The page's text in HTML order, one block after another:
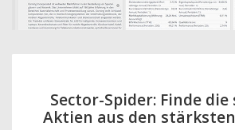
Sector-Spider: Finde
Aktien aus den